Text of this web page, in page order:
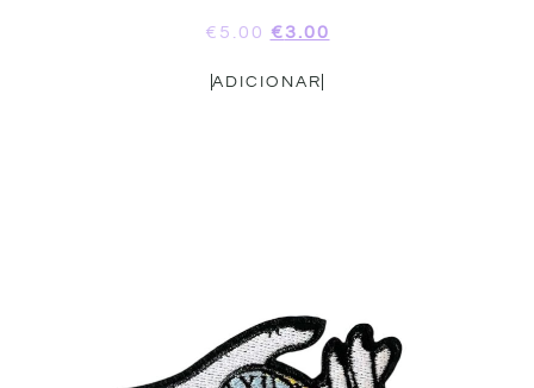
€ 5.00 €3.00
ADICIONAR